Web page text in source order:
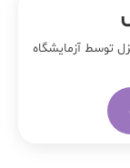
توسط آزمایشگاه